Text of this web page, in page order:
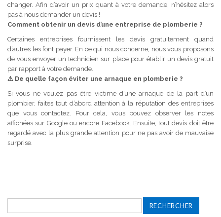
changer. Afin d’avoir un prix quant à votre demande, n’hésitez alors
pas à nous demander un devis !
Comment obtenir un devis d’une entreprise de plomberie ?
Certaines entreprises fournissent les devis gratuitement quand
d’autres les font payer. En ce qui nous concerne, nous vous proposons
de vous envoyer un technicien sur place pour établir un devis gratuit
par rapport à votre demande.
⚠ De quelle façon éviter une arnaque en plomberie ?
Si vous ne voulez pas être victime d’une arnaque de la part d’un
plombier, faites tout d’abord attention à la réputation des entreprises
que vous contactez. Pour cela, vous pouvez observer les notes
affichées sur Google ou encore Facebook. Ensuite, tout devis doit être
regardé avec la plus grande attention pour ne pas avoir de mauvaise
surprise.